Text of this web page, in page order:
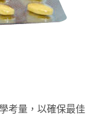
考量，以確保最佳